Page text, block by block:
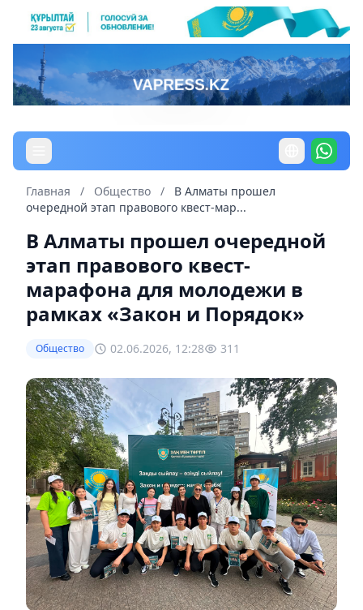
Главная / Общество /
В Алматы прошел
очередной этап правового квест-мар...
В Алматы прошел очередной
этап правового квест-
марафона для молодежи в
рамках «Закон и Порядок»
Общество 02.06.2026, 12:28 311